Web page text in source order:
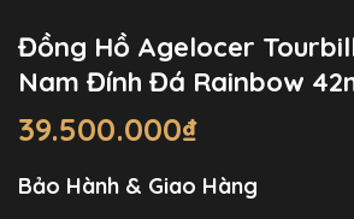
Đồng Hồ Agelocer
Nam Đính Đá Rainbow
39.500.000₫
Bảo Hành & Giao Hàng